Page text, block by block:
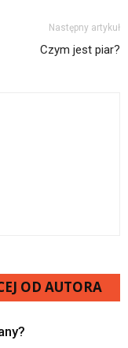
Następny artykuł
Czym jest piar?
OD AUTORA